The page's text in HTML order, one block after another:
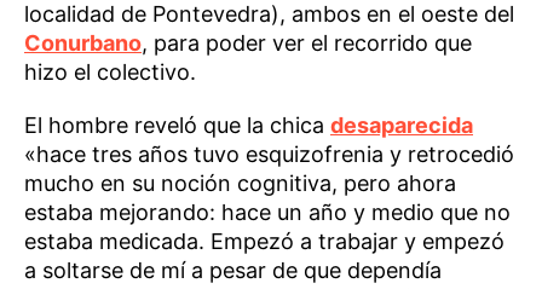
localidad de Pontevedra), ambos en el oeste del
Conurbano, para poder ver el recorrido que
hizo el colectivo.
El hombre reveló que la chica desaparecida
«hace tres años tuvo esquizofrenia y retrocedió
mucho en su noción cognitiva, pero ahora
estaba mejorando: hace un año y medio que no
estaba medicada. Empezó a trabajar y empezó
a soltarse de mí a pesar de que dependía